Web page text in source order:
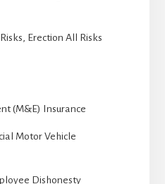
Erection All Risks
(M&E) Insurance
Motor Vehicle
Dishonesty